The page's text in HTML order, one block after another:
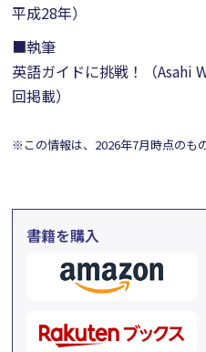
平成28年）
■執筆
英語ガイドに挑戦！（Asahi
回掲載）
※この情報は、2026年7月時点のもの
書籍を購入